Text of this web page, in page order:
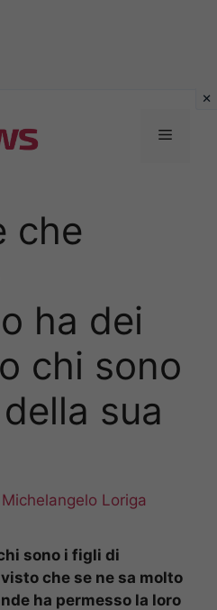
Menu
che
ha dei
chi sono
sua
Michelangelo Loriga
sono i figli di
che se ne sa molto
ha permesso la loro